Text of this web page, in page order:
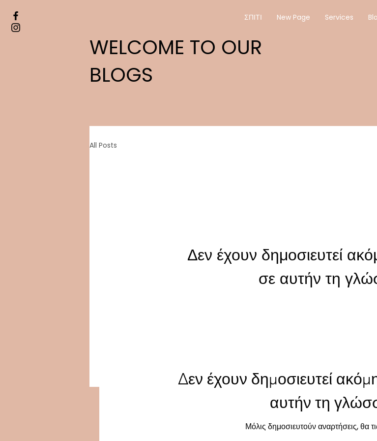
ΣΠΙΤΙ New Page Services
WELCOME TO OUR
BLOGS
All Posts
Δεν έχουν δημοσιευτεί
σε αυτήν τη
Δεν έχουν δημοσιευτεί
αυτήν τη
Μόλις δημοσιευτούν αναρτήσεις, θα